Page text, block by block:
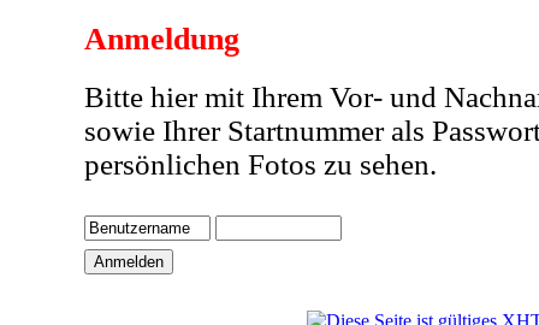
Anmeldung
Bitte hier mit Ihrem Vor- und
sowie Ihrer Startnummer als
persönlichen Fotos zu sehen.